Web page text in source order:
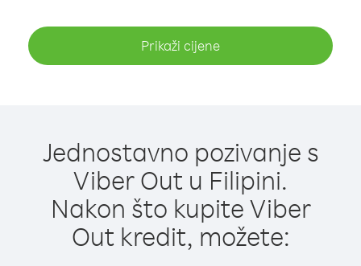
Prikaži cijene
Jednostavno pozivanje s
Viber Out u Filipini.
Nakon što kupite Viber
Out kredit, možete: